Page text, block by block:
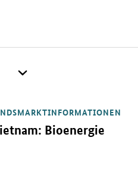
Bioenergie